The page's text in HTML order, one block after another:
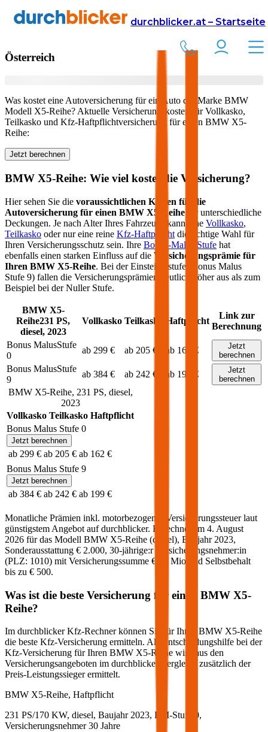
durchblicker.at – Startseite
Versicherung Autoversicherung BMW
BMW X5-Reihein
Österreich
Was kostet eine Autoversicherung für ein Auto der Marke BMW
Modell X5-Reihe? Aktuelle Versicherungskosten für Vollkasko,
Teilkasko und Kfz-Haftpflichtversicherung für einen BMW X5-
Reihe:
Jetzt berechnen
BMW X5-Reihe: Wie viel kostet die Versicherung?
Hier sehen Sie die voraussichtlichen Kosten für die
Autoversicherung für einen BMW X5-Reihe
für unterschiedliche
Deckungen. Je nach Alter Ihres Fahrzeugs kann eine Vollkasko,
Teilkasko oder nur eine reine Kfz-Haftpflicht die richtige Wahl für
Ihren Versicherungsschutz sein. Ihre Bonus-Malus Stufe hat
ebenfalls einen starken Einfluss auf die Versicherungsprämie für
Ihren BMW X5-Reihe. Bei der Einsteigerstufe (Bonus Malus
Stufe 9) fallen die Versicherungsprämien deutlich höher aus als zum
Beispiel bei der Nuller Stufe.
BMW X5-
Reihe231 PS,
diesel, 2023
Vollkasko Teilkasko Haftpflicht
Link zur
Berechnung
Bonus MalusStufe
0
ab 299 € ab 205 € ab 162 €
Jetzt
berechnen
Bonus MalusStufe
9
ab 384 € ab 242 € ab 199 €
Jetzt
berechnen
BMW X5-Reihe, 231 PS, diesel,
2023
Vollkasko Teilkasko Haftpflicht
Bonus Malus Stufe 0
Jetzt berechnen
ab 299 € ab 205 € ab 162 €
Bonus Malus Stufe 9
Jetzt berechnen
ab 384 € ab 242 € ab 199 €
Monatliche Prämien inkl. motorbezogener Versicherungssteuer laut
günstigstem Angebot auf durchblicker. Berechnet am 4. August
2026 für das Modell BMW X5-Reihe (diesel), Baujahr 2023,
Sonderausstattung € 2.000, 30-jährige:rVersicherungsnehmer:in
(PLZ: 1010) mit Versicherungssumme € 20 Mio und Selbstbehalt
bis zu € 500.
Was ist die beste Versicherung für einen BMW X5-
Reihe?
Im durchblicker Kfz-Rechner können Sie für Ihren BMW X5-Reihe
die beste Kfz-Versicherung ermitteln. Als Entscheidungshilfe bei der
Kfz-Versicherung für Ihren BMW X5-Reihe wird aus den
Versicherungsangeboten im durchblicker Vergleich zusätzlich der
Preis-Leistungssieger ermittelt.
BMW X5-Reihe, Haftpflicht
231 PS/170 KW, diesel, Baujahr 2023, BM-Stufe 0,
Versicherungsnehmer 30 Jahre